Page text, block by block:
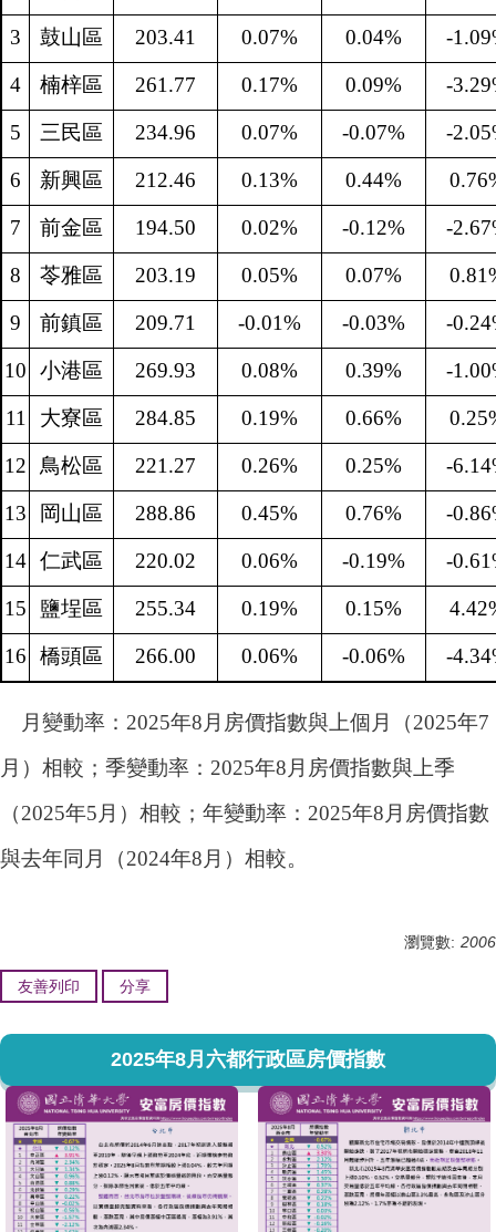
3 鼓山區 203.41 0.07% 0.04% -
4 楠梓區 261.77 0.17% 0.09% -
5 三民區 234.96 0.07% -0.07% -
6 新興區 212.46 0.13% 0.44%
7 前金區 194.50 0.02% -0.12% -
8 苓雅區 203.19 0.05% 0.07%
9 前鎮區 209.71 -0.01% -0.03% -
10 小港區 269.93 0.08% 0.39% -
11 大寮區 284.85 0.19% 0.66%
12 鳥松區 221.27 0.26% 0.25% -
13 岡山區 288.86 0.45% 0.76% -
14 仁武區 220.02 0.06% -0.19% -
15 鹽埕區 255.34 0.19% 0.15%
16 橋頭區 266.00 0.06% -0.06% -
月變動率：2025年8月房價指數與上個月（2025年7
月）相較；季變動率：2025年8月房價指數與上季
（2025年5月）相較；年變動率：2025年8月房價指數
與去年同月（2024年8月）相較。
瀏覽數: 2006
友善列印 分享
2025年8月六都行政區房價指數